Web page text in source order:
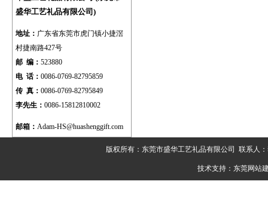
盛华工艺礼品有限公司)
地址： 广东省东莞市虎门镇小捷滘
村捷南路427号
邮 编： 523880
电 话： 0086-0769-82795859
传 真： 0086-0769-82795849
李先生： 0086-15812810002
邮箱： Adam-HS@huashenggift.com
版权所有：东莞市盛华工艺礼品有限公司 联系人
技术支持： 东莞网站